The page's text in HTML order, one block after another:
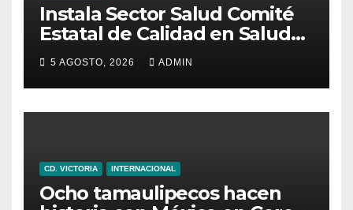
Instala Sector Salud Comité
Estatal de Calidad en Salud
para garantizar un trato
digno y humanitario a los
pacientes
5 AGOSTO, 2026 ADMIN
CD. VICTORIA INTERNACIONAL
Ocho tamaulipecos hacen